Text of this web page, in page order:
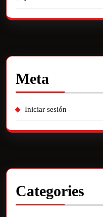
Meta
Iniciar sesión
Categories